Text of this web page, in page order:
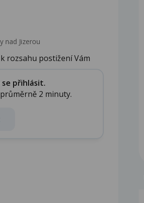
nad Jizerou
rozsahu postižení Vám
přihlásit.
2 minuty.